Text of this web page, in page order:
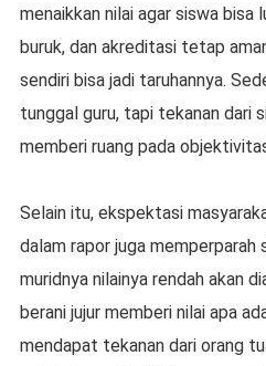
menaikkan nilai agar siswa bisa
buruk, dan akreditasi tetap
sendiri bisa jadi taruhannya.
tunggal guru, tapi tekanan dari
memberi ruang pada
Selain itu, ekspektasi
dalam rapor juga memperparah
muridnya nilainya rendah akan
berani jujur memberi nilai apa
mendapat tekanan dari orang